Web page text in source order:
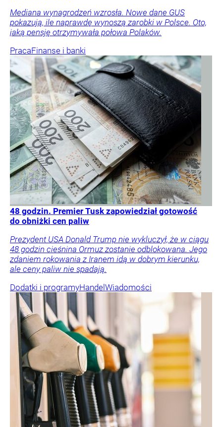
Mediana wynagrodzeń wzrosła. Nowe dane GUS
pokazują, ile naprawdę wynoszą zarobki w Polsce. Oto,
jaką pensję otrzymywała połowa Polaków.
PracaFinanse i banki
48 godzin. Premier Tusk zapowiedział gotowość
do obniżki cen paliw
Prezydent USA Donald Trump nie wykluczył, że w ciągu
48 godzin cieśnina Ormuz zostanie odblokowana. Jego
zdaniem rokowania z Iranem idą w dobrym kierunku,
ale ceny paliw nie spadają.
Dodatki i programyHandel Wiadomości